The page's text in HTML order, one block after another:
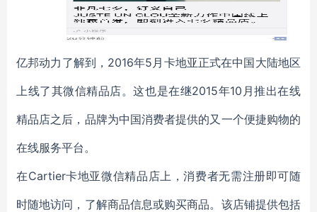
亿邦动力了解到，2016年5月卡地亚正式在中国大陆地区
上线了其微信精品店。这也是在继2015年10月推出在线
精品店之后，品牌为中国消费者提供的又一个便捷购物的
在线服务平台。
在Cartier卡地亚微信精品店上，消费者无需注册即可随
时随地访问，了解商品信息或购买商品。该店铺提供包括